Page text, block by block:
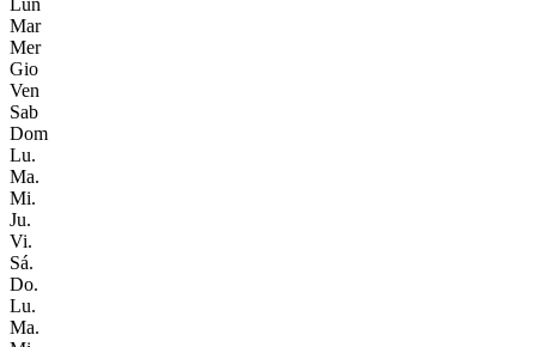
Lun
Mar
Mer
Gio
Ven
Sab
Dom
Lu.
Ma.
Mi.
Ju.
Vi.
Sá.
Do.
Lu.
Ma.